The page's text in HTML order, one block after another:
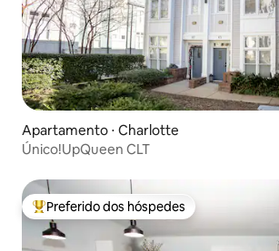
Apartamento ⋅ Charlotte
Único!UpQueen CLT
Entre os melhores preferidos dos hóspedes
Preferido dos hóspedes